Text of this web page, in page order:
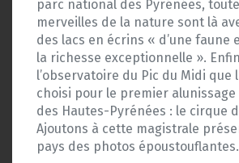
parc national des Pyrénées,
merveilles de la nature sont là
des lacs en écrins « d’une faune
la richesse exceptionnelle ».
l’observatoire du Pic du Midi que
choisi pour le premier
des Hautes-Pyrénées : le cirque
Ajoutons à cette magistrale
pays des photos